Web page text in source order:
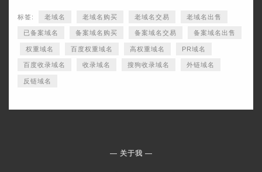
标签: 老域名 老域名购买 老域名交易 老域名出售
已备案域名 备案域名购买 备案域名交易 备案域名出售
权重域名 百度权重域名 高权重域名 PR域名
百度收录域名 收录域名 搜狗收录域名 外链域名
反链域名
关于我